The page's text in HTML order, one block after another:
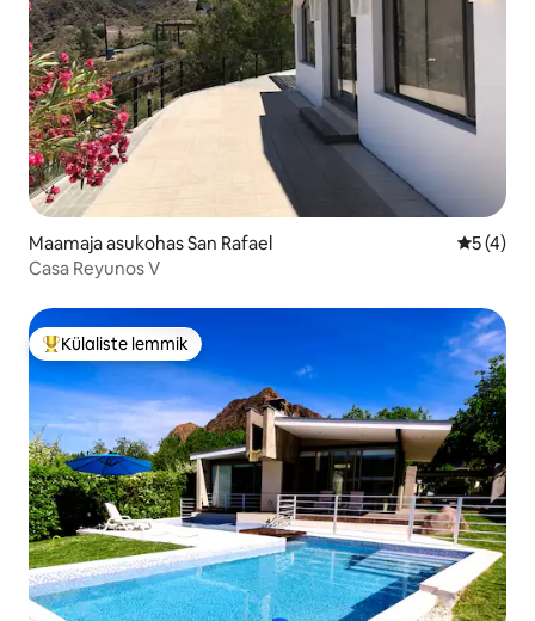
Maamaja asukohas San Rafael
5 (4)
Casa Reyunos V
Külaliste suur lemmik
Külaliste lemmik